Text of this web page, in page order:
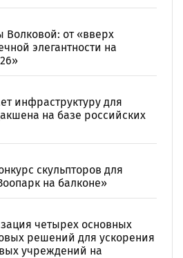
Волковой: от «вверх
элегантности на
инфраструктуру для
на базе российских
скульпторов для
на балконе»
четырех основных
решений для ускорения
учреждений на